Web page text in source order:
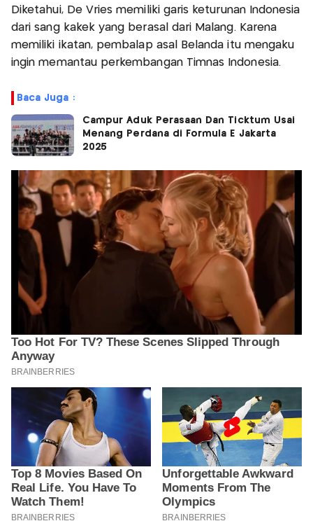
Diketahui, De Vries memiliki garis keturunan Indonesia
dari sang kakek yang berasal dari Malang. Karena
memiliki ikatan, pembalap asal Belanda itu mengaku
ingin memantau perkembangan Timnas Indonesia.
Baca Juga :
Campur Aduk Perasaan Dan Ticktum Usai
Menang Perdana di Formula E Jakarta
2025